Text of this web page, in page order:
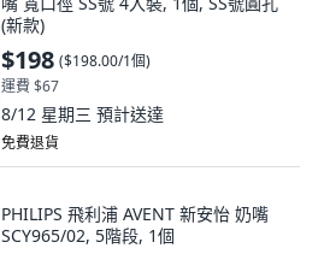
(新款)
$198 ($198.00/1個)
運費 $67
8/12 星期三 預計送達
免費退貨
PHILIPS 飛利浦 AVENT 新安怡 奶嘴
SCY965/02, 5階段, 1個